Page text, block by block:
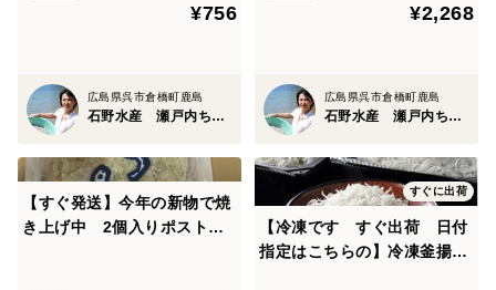
と聞かれると心がいたみました
変更点１ 食感がパラパラに
最後の最後まで使いきれます
変更点２ ひじき、ちりめんの量を増やしました
クたっぷり！旬を産地から直
¥756
広島県呉市倉橋町鹿島
石野水産 瀬戸内ちりめん ひじき
¥2,268
広島県呉市倉橋町鹿島
石野水産 瀬戸内ちりめん ひじき
【すぐ発送】今年の新物で焼
き上げ中 2個入りポスト
すぐに出荷
【冷凍です すぐ出荷 日付
指定はこちらの】冷凍釜揚げ